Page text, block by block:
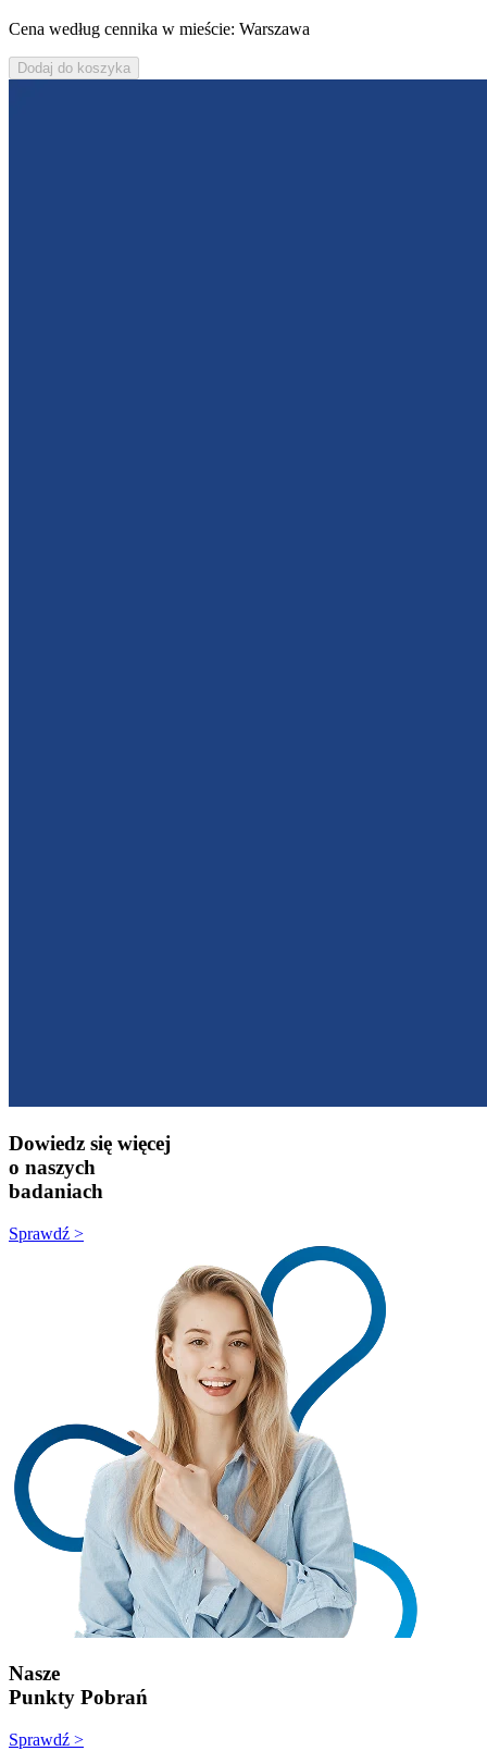
Cena według cennika w mieście: Warszawa
Dodaj do koszyka
Dowiedz się więcej
o naszych
badaniach
Sprawdź >
Nasze
Punkty Pobrań
Sprawdź >